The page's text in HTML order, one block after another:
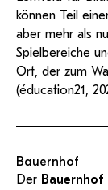
können Teil
aber mehr als
Spielbereiche
Ort, der zum
(éducation21,
Bauernhof
Der Bauernhof